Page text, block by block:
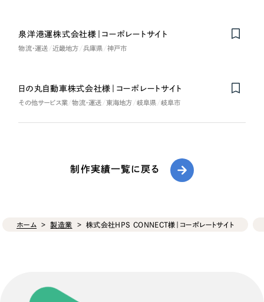
泉洋港運株式会社様｜コーポレートサイト
物流・運送 近畿地方 兵庫県 神戸市
日の丸自動車株式会社様｜コーポレートサイト
その他サービス業 物流・運送 東海地方 岐阜県 岐阜市
制作実績一覧に戻る
ホーム 製造業 株式会社HPS CONNECT様｜コーポレートサイト